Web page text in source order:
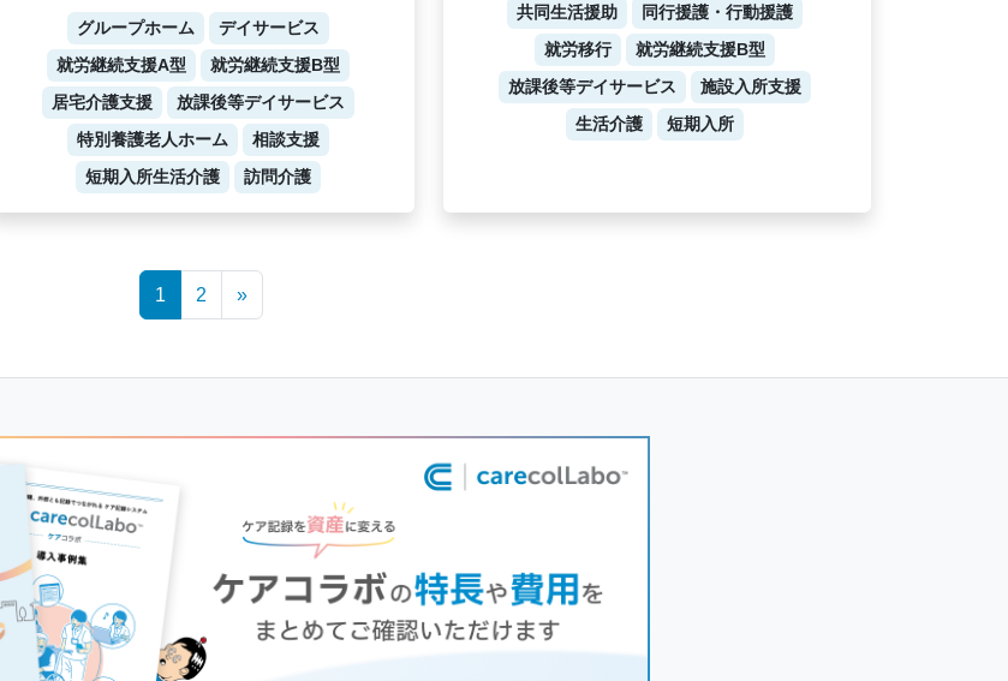
グループホーム
デイサービス
就労継続支援A型
就労継続支援B型
居宅介護支援
放課後等デイサービス
特別養護老人ホーム
相談支援
短期入所生活介護
訪問介護
共同生活援助
同行援護・行動援護
就労移行
就労継続支援B型
放課後等デイサービス
施設入所支援
生活介護
短期入所
1 2 »